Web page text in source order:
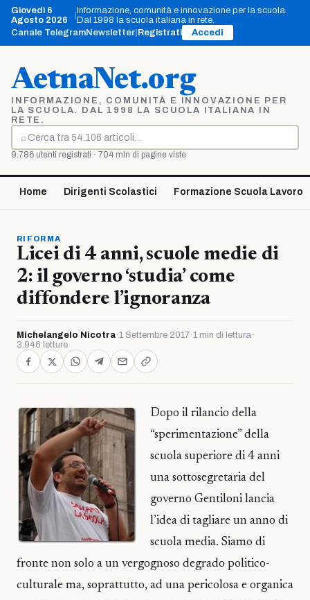
Vai
contenuto
Giovedì 6
Agosto 2026
Informazione, comunità e innovazione per la scuola.
Dal 1998 la scuola italiana in rete.
Canale TelegramNewsletter Registrati Accedi
AetnaNet.org
INFORMAZIONE, COMUNITÀ E INNOVAZIONE PER
LA SCUOLA. DAL 1998 LA SCUOLA ITALIANA IN
RETE.
⌕
Cerca
9.786 utenti registrati · 704 mln di pagine viste
Home Dirigenti Scolastici Formazione Scuola Lavoro
RIFORMA
Licei di 4 anni, scuole medie di
2: il governo ‘studia’ come
diffondere l’ignoranza
Michelangelo Nicotra·1 Settembre 2017·1 min di lettura·
3.946 letture
Dopo il rilancio della
“sperimentazione” della
scuola superiore di 4 anni
una sottosegretaria del
governo Gentiloni lancia
l’idea di tagliare un anno di
scuola media. Siamo di
fronte non solo a un vergognoso degrado politico-
culturale ma, soprattutto, ad una pericolosa e organica